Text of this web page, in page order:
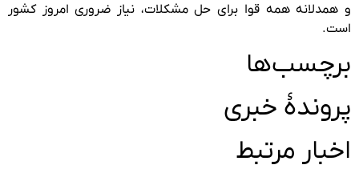
و همدلانه همه قوا برای حل مشکلات، نیاز ضروری امروز کشور
است.
برچسب‌ها
پروندهٔ خبری
اخبار مرتبط